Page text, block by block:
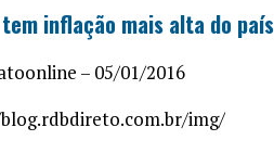
inflação mais alta do
– 05/01/2016